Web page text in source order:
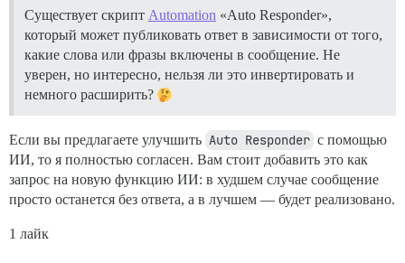
Существует скрипт Automation «Auto Responder»,
который может публиковать ответ в зависимости от того,
какие слова или фразы включены в сообщение. Не
уверен, но интересно, нельзя ли это инвертировать и
немного расширить?
Если вы предлагаете улучшить Auto Responder с помощью
ИИ, то я полностью согласен. Вам стоит добавить это как
запрос на новую функцию ИИ: в худшем случае сообщение
просто останется без ответа, а в лучшем — будет реализовано.
1 лайк